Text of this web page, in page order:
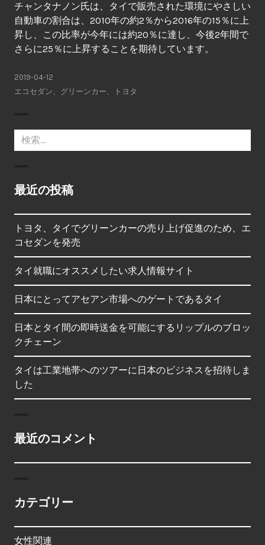
チャンタナノン氏は、タイで販売された環境にやさしい
自動車の割合は、2010年の約2％から2016年の15％に上
昇し、この比率が今年には約20％に達し、今後2年間で
さらに25％に上昇することを期待しています。
2019-04-12
エコセダン、 グリーンカー、 トヨタ
検
索:
最近の投稿
トヨタ、タイでグリーンカーの売り上げ促進のため、エ
コセダンを発売
タイ就職にオススメしたい求人情報サイト
日本にとってアセアン市場へのゲートであるタイ
日本とタイ間の即時送金を可能にするリップルのブロッ
クチェーン
タイは工業地帯へのツアーに日本のビジネスを招待しま
した
最近のコメント
カテゴリー
女性関連